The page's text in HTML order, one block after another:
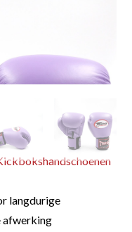
langdurige
afwerking